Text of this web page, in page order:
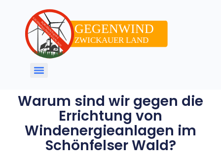
Warum sind wir gegen die
Errichtung von
Windenergieanlagen im
Schönfelser Wald?